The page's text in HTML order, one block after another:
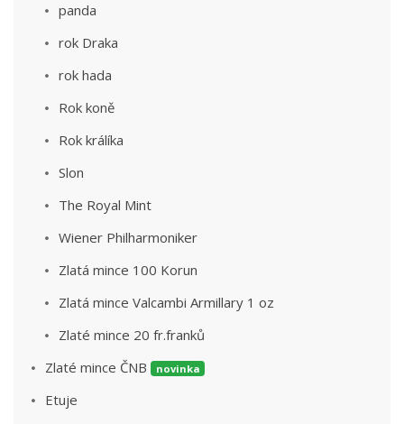
panda
rok Draka
rok hada
Rok koně
Rok králíka
Slon
The Royal Mint
Wiener Philharmoniker
Zlatá mince 100 Korun
Zlatá mince Valcambi Armillary 1 oz
Zlaté mince 20 fr.franků
Zlaté mince ČNB
novinka
Etuje